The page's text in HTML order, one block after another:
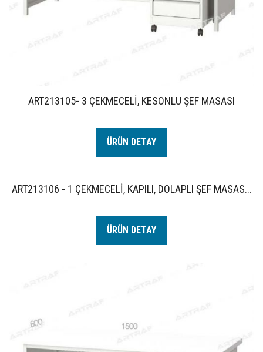
ART213105- 3 ÇEKMECELİ, KESONLU ŞEF MASASI
ÜRÜN DETAY
ART213106 - 1 ÇEKMECELİ, KAPILI, DOLAPLI ŞEF MASAS...
ÜRÜN DETAY